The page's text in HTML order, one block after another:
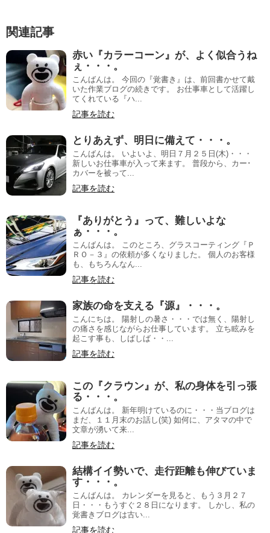
関連記事
赤い『カラーコーン』が、よく似合うね
ぇ・・・。
こんばんは。 今回の『覚書き』は、前回書かせて戴
いた作業ブログの続きです。 お仕事車として活躍し
てくれている『ハ...
記事を読む
とりあえず、明日に備えて・・・。
こんばんは。 いよいよ、明日７月２５日(木)・・・
新しいお仕事車が入って来ます。 普段から、カー･
カバーを被って...
記事を読む
『ありがとう』って、難しいよな
ぁ・・・。
こんばんは。 このところ、グラスコーティング『Ｐ
ＲＯ－３』の依頼が多くなりました。 個人のお客様
も、もちろんなん...
記事を読む
家族の命を支える『源』・・・。
こんにちは。 陽射しの暑さ・・・では無く、陽射し
の痛さを感じながらお仕事しています。 立ち眩みを
起こす事も、しばしば・・...
記事を読む
この『クラウン』が、私の身体を引っ張
る・・・。
こんばんは。 新年明けているのに・・・当ブログは
まだ、１１月末のお話し(笑) 如何に、アタマの中で
文章が湧いて来...
記事を読む
結構イイ勢いで、走行距離も伸びていま
す・・・。
こんばんは。 カレンダーを見ると、もう３月２７
日・・・もうすぐ２８日になります。 しかし、私の
覚書きブログは古い...
記事を読む